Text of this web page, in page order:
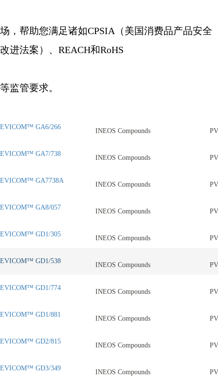
场，帮助您满足诸如CPSIA （美国消费品产品安全
改进法案）、 REACH和RoHS
等监管要求。
EVICOM™ GA6/266
INEOS Compounds
EVICOM™ GA7/738
INEOS Compounds
EVICOM™ GA7738A
INEOS Compounds
EVICOM™ GA8/057
INEOS Compounds
EVICOM™ GD1/305
INEOS Compounds
EVICOM™ GD1/538
INEOS Compounds
EVICOM™ GD1/774
INEOS Compounds
EVICOM™ GD1/881
INEOS Compounds
EVICOM™ GD2/815
INEOS Compounds
EVICOM™ GD3/349
INEOS Compounds